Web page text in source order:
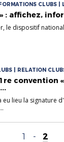
CLUBS |
: affichez,
le dispositif
| RELATION
convention
eu lieu la signature
1 - 2